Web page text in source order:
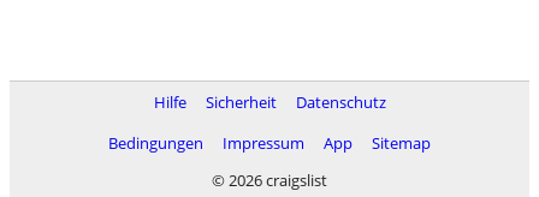
Hilfe Sicherheit
Datenschutz
Bedingungen
Impressum App
Sitemap
© 2026 craigslist